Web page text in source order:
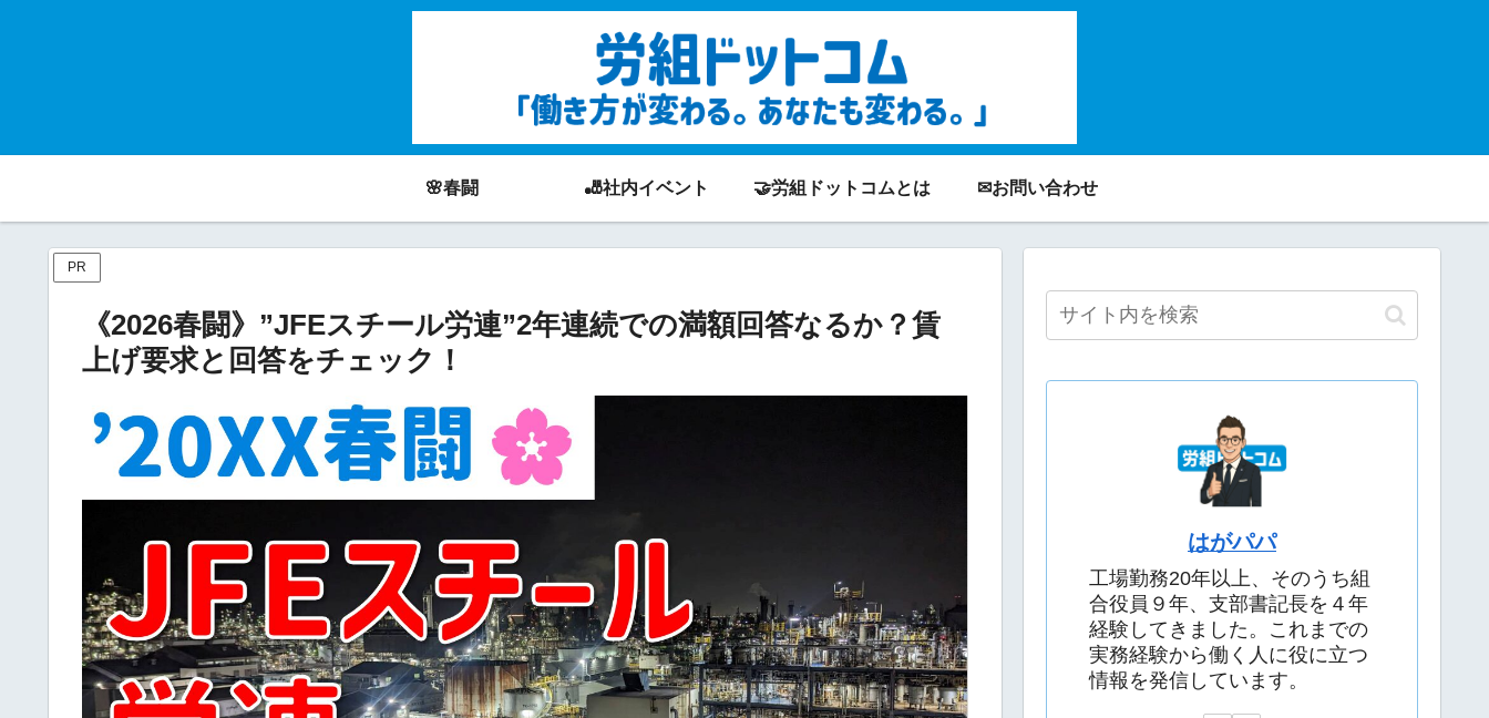
🌸春闘 🎳社内イベント 🤝労組ドットコムとは ✉お問い合わせ
PR
《2026春闘》”JFEスチール労連”2年連続での満額回答なるか？賃
上げ要求と回答をチェック！
はがパパ
工場勤務20年以上、そのうち組
合役員９年、支部書記長を４年
経験してきました。これまでの
実務経験から働く人に役に立つ
情報を発信しています。